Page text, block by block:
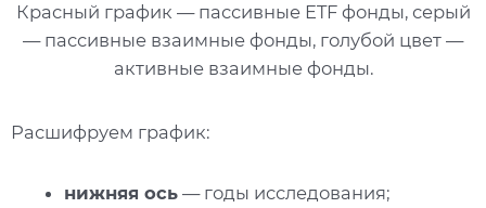
Красный график — пассивные ETF фонды, серый
— пассивные взаимные фонды, голубой цвет —
активные взаимные фонды.
Расшифруем график:
нижняя ось — годы исследования;